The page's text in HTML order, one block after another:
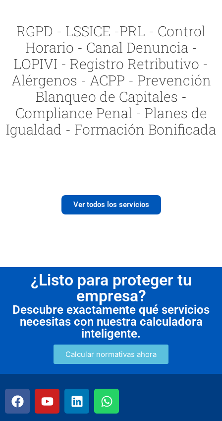
RGPD - LSSICE -PRL - Control
Horario - Canal Denuncia -
LOPIVI - Registro Retributivo -
Alérgenos - ACPP - Prevención
Blanqueo de Capitales -
Compliance Penal - Planes de
Igualdad - Formación Bonificada
Ver todos los servicios
¿Listo para proteger tu
empresa?
Descubre exactamente qué servicios
necesitas con nuestra calculadora
inteligente.
Calcular normativas ahora